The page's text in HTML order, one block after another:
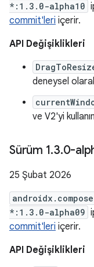
*:1.3.0-alpha10
commit'leri içerir.
API Değişiklikleri
deneysel
ve V2'yi
Sürüm 1.3.0-
25 Şubat 2026
*:1.3.0-alpha09
commit'leri içerir.
API Değişiklikleri